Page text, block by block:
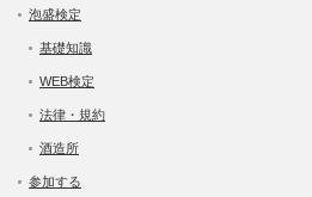
泡盛検定
基礎知識
WEB検定
法律・規約
酒造所
参加する